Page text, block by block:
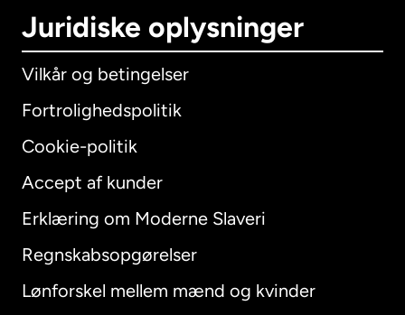
Juridiske oplysninger
Vilkår og betingelser
Fortrolighedspolitik
Cookie-politik
Accept af kunder
Erklæring om Moderne Slaveri
Regnskabsopgørelser
Lønforskel mellem mænd og kvinder
International English